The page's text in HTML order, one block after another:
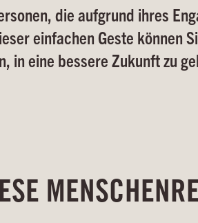
die aufgrund ihres
einfachen Geste können
in eine bessere Zukunft zu